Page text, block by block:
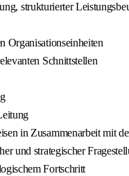
strukturierter
Organisationseinheiten
Schnittstellen
in Zusammenarbeit mit
und strategischer
Fortschritt